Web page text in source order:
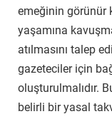
emeğinin görünür
yaşamına
atılmasını talep
gazeteciler için
oluşturulmalıdır.
belirli bir yasal